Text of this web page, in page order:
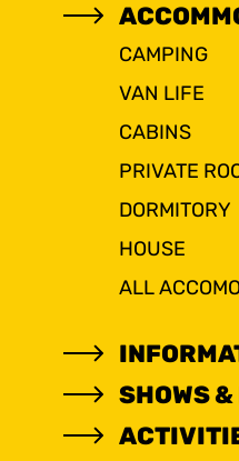
CAMPING
VAN LIFE
CABINS
PRIVATE
DORMITORY
HOUSE
ALL
SHOWS